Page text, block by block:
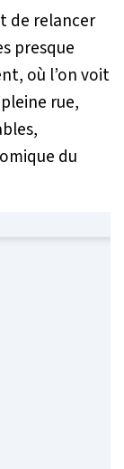
de relancer
presque
où l’on voit
rue,
du